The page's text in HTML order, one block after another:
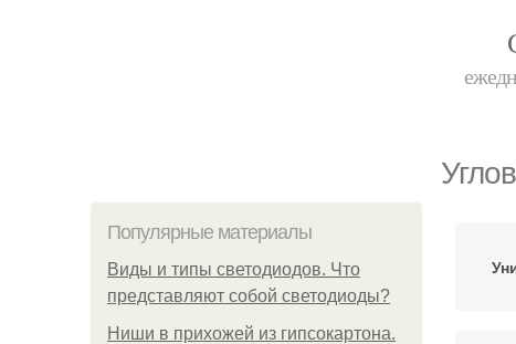
Популярные материалы
Виды и типы светодиодов. Что
представляют собой светодиоды?
Ниши в прихожей из гипсокартона.